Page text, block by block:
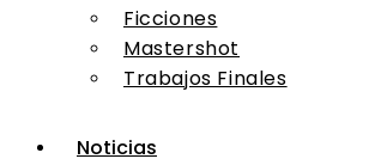
Ficciones
Mastershot
Trabajos Finales
Noticias